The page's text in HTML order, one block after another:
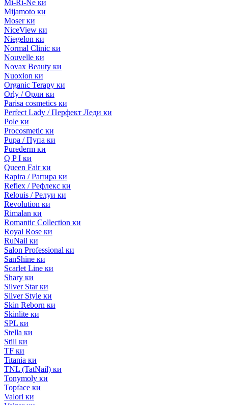
Mi-Ri-Ne ки
Mijamoto ки
Moser ки
NiceView ки
Niegelon ки
Normal Clinic ки
Nouvelle ки
Novax Beauty ки
Nuoxion ки
Organic Terapy ки
Orly / Орли ки
Parisa cosmetics ки
Perfect Lady / Перфект Леди ки
Pole ки
Procosmetic ки
Pupa / Пупа ки
Purederm ки
Q P I ки
Queen Fair ки
Rapira / Рапира ки
Reflex / Рефлекс ки
Relouis / Релуи ки
Revolution ки
Rimalan ки
Romantic Collection ки
Royal Rose ки
RuNail ки
Salon Professional ки
SanShine ки
Scarlet Line ки
Shary ки
Silver Star ки
Silver Style ки
Skin Reborn ки
Skinlite ки
SPL ки
Stella ки
Still ки
TF ки
Titania ки
TNL (TatNail) ки
Tonymoly ки
Topface ки
Valori ки